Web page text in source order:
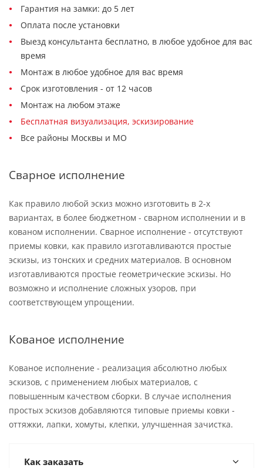
Гарантия на замки: до 5 лет
Оплата после установки
Выезд консультанта бесплатно, в любое удобное для вас
время
Монтаж в любое удобное для вас время
Срок изготовления - от 12 часов
Монтаж на любом этаже
Бесплатная визуализация, эскизирование
Все районы Москвы и МО
Сварное исполнение
Как правило любой эскиз можно изготовить в 2-х
вариантах, в более бюджетном - сварном исполнении и в
кованом исполнении. Сварное исполнение - отсутствуют
приемы ковки, как правило изготавливаются простые
эскизы, из тонских и средних материалов. В основном
изготавливаются простые геометрические эскизы. Но
возможно и исполнение сложных узоров, при
соответствующем упрощении.
Кованое исполнение
Кованое исполнение - реализация абсолютно любых
эскизов, с применением любых материалов, с
повышенным качеством сборки. В случае исполнения
простых эскизов добавляются типовые приемы ковки -
оттяжки, лапки, хомуты, клепки, улучшенная зачистка.
Как заказать